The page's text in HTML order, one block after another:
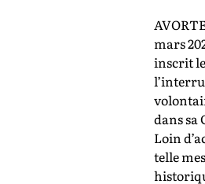
mars
inscrit
dans sa
Loin
telle